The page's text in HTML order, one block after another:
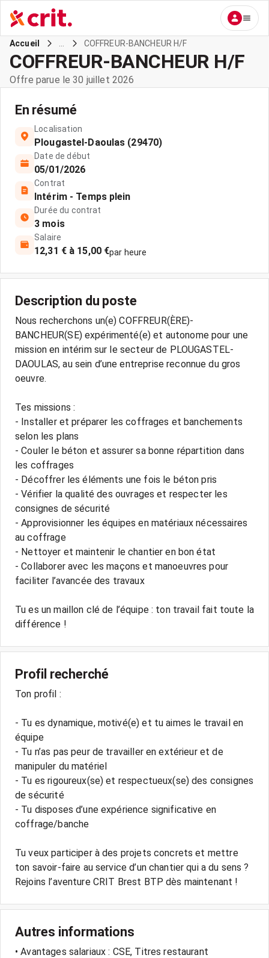
Accueil COFFREUR-BANCHEUR H/F
COFFREUR-BANCHEUR H/F
Offre parue le 30 juillet 2026
En résumé
Localisation
Plougastel-Daoulas (29470)
Date de début
05/01/2026
Contrat
Intérim - Temps plein
Durée du contrat
3 mois
Salaire
12,31 € à 15,00 €par heure
Description du poste
Nous recherchons un(e) COFFREUR(ÈRE)-
BANCHEUR(SE) expérimenté(e) et autonome pour une
mission en intérim sur le secteur de PLOUGASTEL-
DAOULAS, au sein d’une entreprise reconnue du gros
oeuvre.
Tes missions :
- Installer et préparer les coffrages et banchements
selon les plans
- Couler le béton et assurer sa bonne répartition dans
les coffrages
- Décoffrer les éléments une fois le béton pris
- Vérifier la qualité des ouvrages et respecter les
consignes de sécurité
- Approvisionner les équipes en matériaux nécessaires
au coffrage
- Nettoyer et maintenir le chantier en bon état
- Collaborer avec les maçons et manoeuvres pour
faciliter l’avancée des travaux
Tu es un maillon clé de l’équipe : ton travail fait toute la
différence !
Profil recherché
Ton profil :
- Tu es dynamique, motivé(e) et tu aimes le travail en
équipe
- Tu n’as pas peur de travailler en extérieur et de
manipuler du matériel
- Tu es rigoureux(se) et respectueux(se) des consignes
de sécurité
- Tu disposes d’une expérience significative en
coffrage/banche
Tu veux participer à des projets concrets et mettre
ton savoir-faire au service d’un chantier qui a du sens ?
Rejoins l’aventure CRIT Brest BTP dès maintenant !
Autres informations
• Avantages salariaux : CSE, Titres restaurant